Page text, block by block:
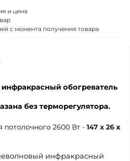
обогреватель
без терморегулятора.
2600 Вт - 147 х 26 х
инфракрасный
и цена
с момента получения товара